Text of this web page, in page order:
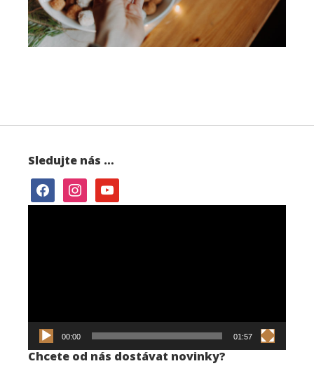
Sledujte nás …
facebookinstagramyoutube
00:00 01:57
Chcete od nás dostávat novinky?